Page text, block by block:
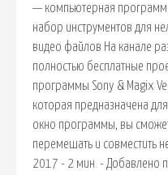
— компьютерная
набор инструментов для
видео файлов На канале
полностью бесплатные
программы Sony & Magix
которая предназначена
окно программы, вы
перемешать и совместить
2017 - 2 мин. - Добавлено